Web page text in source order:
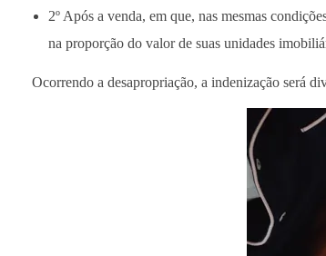
2º Após a venda, em que, nas mesmas
na proporção do valor de suas unidades
Ocorrendo a desapropriação, a indenização será